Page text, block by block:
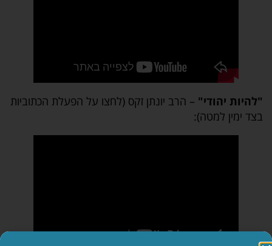
"להיות יהודי" – הרב יונתן זקס (לחצו על הפעלת הכתוביות
בצד ימין למטה):